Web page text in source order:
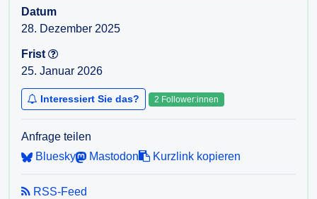
Vielen Dank!
Datum
28. Dezember 2025
Frist
25. Januar 2026
Interessiert Sie das? 2 Follower:innen
Anfrage teilen
Bluesky
Mastodon Kurzlink kopieren
RSS-Feed